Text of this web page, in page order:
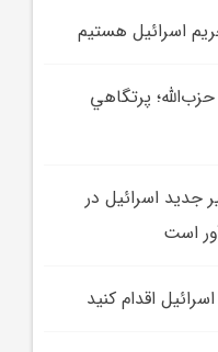
اسرائيل هستيم
پرتگاهي
جديد اسرائيل در
است
اقدام کنيد